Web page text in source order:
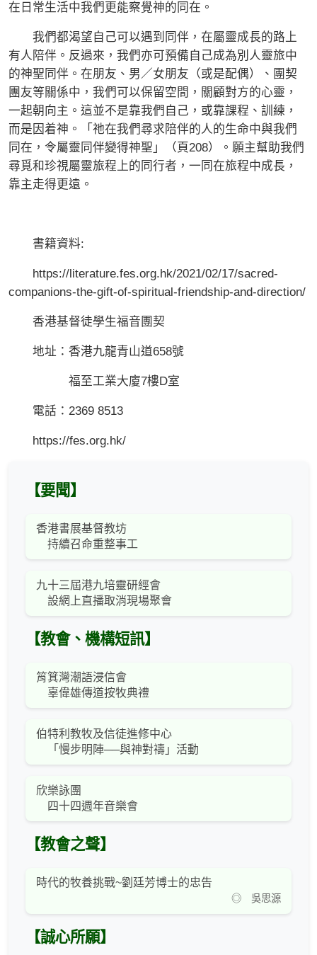
在日常生活中我們更能察覺神的同在。
我們都渴望自己可以遇到同伴，在屬靈成長的路上
有人陪伴。反過來，我們亦可預備自己成為別人靈旅中
的神聖同伴。在朋友、男／女朋友（或是配偶）、團契
團友等關係中，我們可以保留空間，關顧對方的心靈，
一起朝向主。這並不是靠我們自己，或靠課程、訓練，
而是因着神。「祂在我們尋求陪伴的人的生命中與我們
同在，令屬靈同伴變得神聖」（頁208）。願主幫助我們
尋覓和珍視屬靈旅程上的同行者，一同在旅程中成長，
靠主走得更遠。
書籍資料:
https://literature.fes.org.hk/2021/02/17/sacred-
companions-the-gift-of-spiritual-friendship-and-direction/
香港基督徒學生福音團契
地址：香港九龍青山道658號
福至工業大廈7樓D室
電話：2369 8513
https://fes.org.hk/
【要聞】
香港書展基督教坊
持續召命重整事工
九十三屆港九培靈研經會
設網上直播取消現場聚會
【教會、機構短訊】
筲箕灣潮語浸信會
辜偉雄傳道按牧典禮
伯特利教牧及信徒進修中心
「慢步明陣──與神對禱」活動
欣樂詠團
四十四週年音樂會
【教會之聲】
時代的牧養挑戰~劉廷芳博士的忠告
◎ 吳思源
【誠心所願】